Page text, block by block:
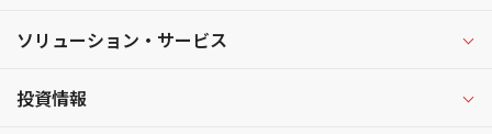
ソリューション・サービス
投資情報